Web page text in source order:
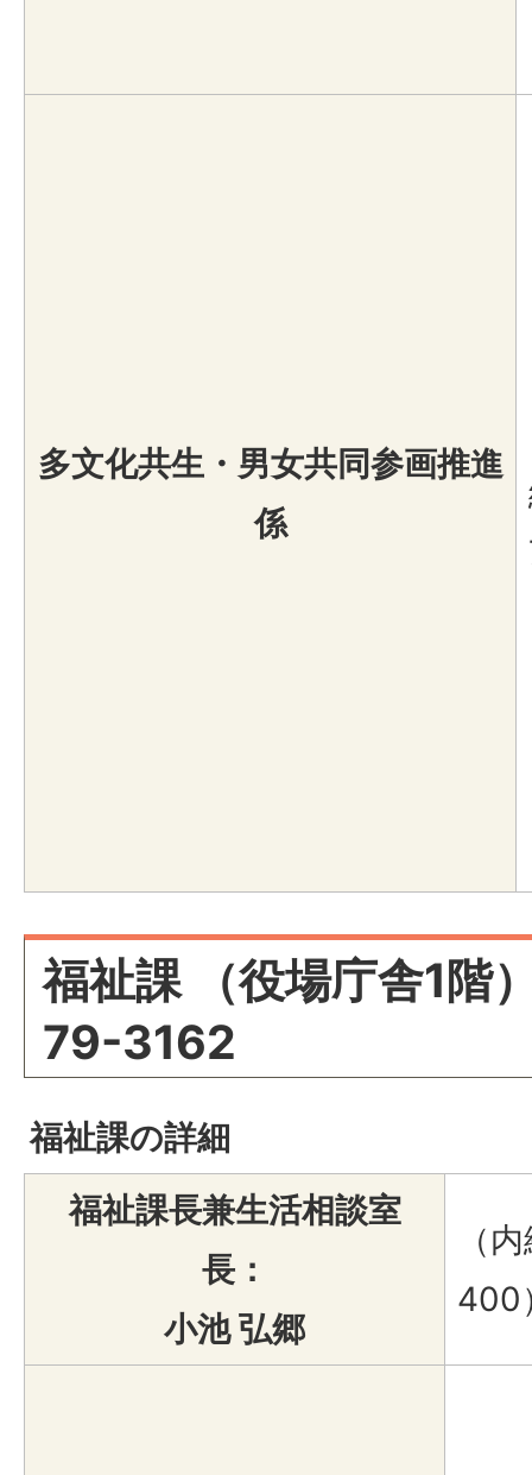
多文化共生・男女共同参画推進
係
福祉課 （役場庁舎1階
79-3162
福祉課の詳細
福祉課長兼生活相談室
長：
小池 弘郷
（
400